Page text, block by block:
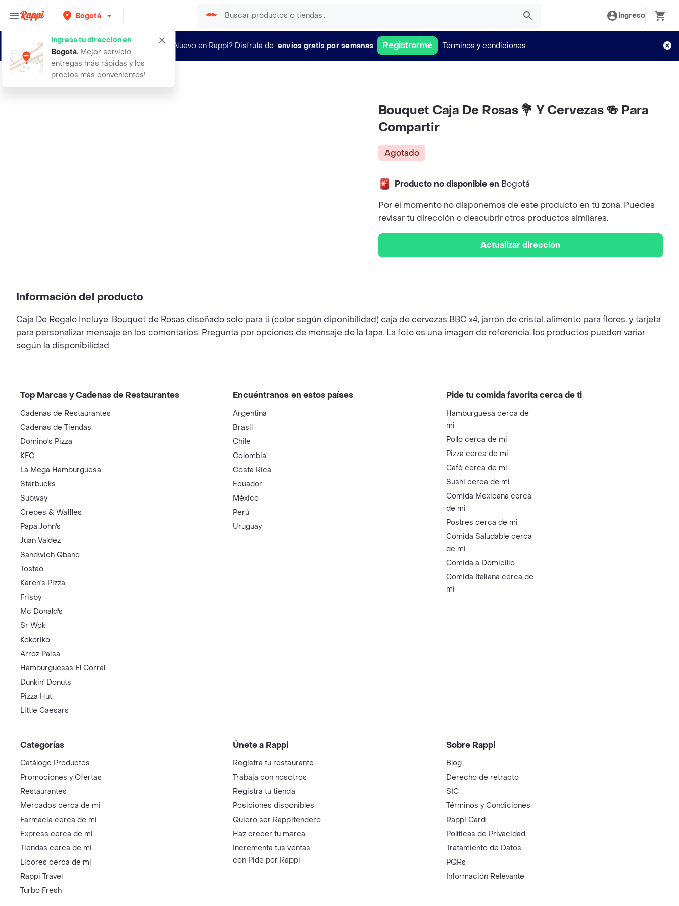
Bogotá
Ingresa tu dirección en
Bogotá. Mejor servicio,
entregas más rápidas y los
precios más convenientes!
Ingreso
¿Nuevo en Rappi? Disfruta de envíos gratis por semanas Registrarme Términos y condiciones
bouquet caja de rosas y cervezas pa
Bouquet Caja De Rosas 💐 Y Cervezas 🍻 Para
Compartir
Agotado
Producto no disponible en Bogotá
Por el momento no disponemos de este producto en tu zona. Puedes
revisar tu dirección o descubrir otros productos similares.
Actualizar dirección
Información del producto
Caja De Regalo Incluye: Bouquet de Rosas diseñado solo para ti (color según diponibilidad) caja de cervezas BBC x4, jarrón de cristal, alimento para flores, y tarjeta
para personalizar mensaje en los comentarios. Pregunta por opciones de mensaje de la tapa. La foto es una imagen de referencia, los productos pueden variar
según la disponibilidad.
Top Marcas y Cadenas de Restaurantes
Cadenas de Restaurantes
Cadenas de Tiendas
Domino's Pizza
KFC
La Mega Hamburguesa
Starbucks
Subway
Crepes & Waffles
Papa John's
Juan Valdez
Sandwich Qbano
Tostao
Karen's Pizza
Frisby
Mc Donald's
Sr Wok
Kokoriko
Arroz Paisa
Hamburguesas El Corral
Dunkin' Donuts
Pizza Hut
Little Caesars
Encuéntranos en estos países
Argentina
Brasil
Chile
Colombia
Costa Rica
Ecuador
México
Perú
Uruguay
Pide tu comida favorita cerca de ti
Hamburguesa cerca de
mi
Pollo cerca de mi
Pizza cerca de mi
Café cerca de mi
Sushi cerca de mi
Comida Mexicana cerca
de mi
Postres cerca de mi
Comida Saludable cerca
de mi
Comida a Domicilio
Comida Italiana cerca de
mi
Categorías
Catálogo Productos
Promociones y Ofertas
Restaurantes
Mercados cerca de mi
Farmacia cerca de mi
Express cerca de mi
Tiendas cerca de mi
Licores cerca de mi
Rappi Travel
Turbo Fresh
Únete a Rappi
Registra tu restaurante
Trabaja con nosotros
Registra tu tienda
Posiciones disponibles
Quiero ser Rappitendero
Haz crecer tu marca
Incrementa tus ventas
con Pide por Rappi
Sobre Rappi
Blog
Derecho de retracto
SIC
Términos y Condiciones
Rappi Card
Políticas de Privacidad
Tratamiento de Datos
PQRs
Información Relevante